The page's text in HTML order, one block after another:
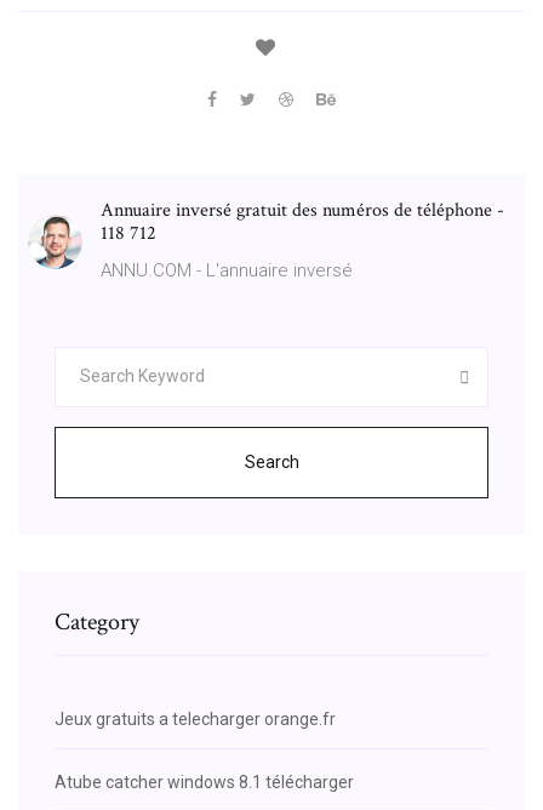
Annuaire inversé gratuit des numéros de téléphone -
118 712
ANNU.COM - L'annuaire inversé
Search
Category
Jeux gratuits a telecharger orange.fr
Atube catcher windows 8.1 télécharger